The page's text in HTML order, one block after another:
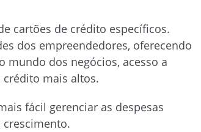
cartões de crédito específicos.
dos empreendedores, oferecendo
mundo dos negócios, acesso a
crédito mais altos.
fácil gerenciar as despesas